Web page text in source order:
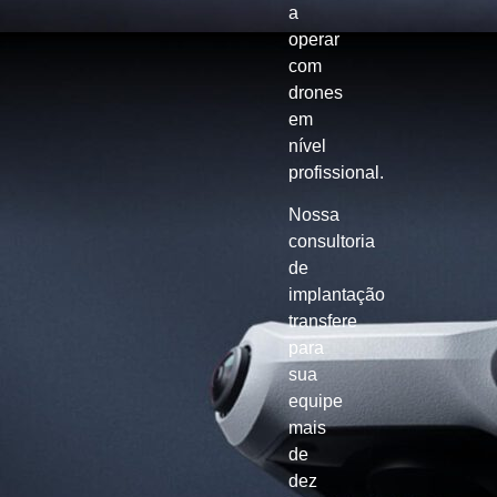
a
operar
com
drones
em
nível
profissional.
Nossa
consultoria
de
implantação
transfere
para
sua
equipe
mais
de
dez